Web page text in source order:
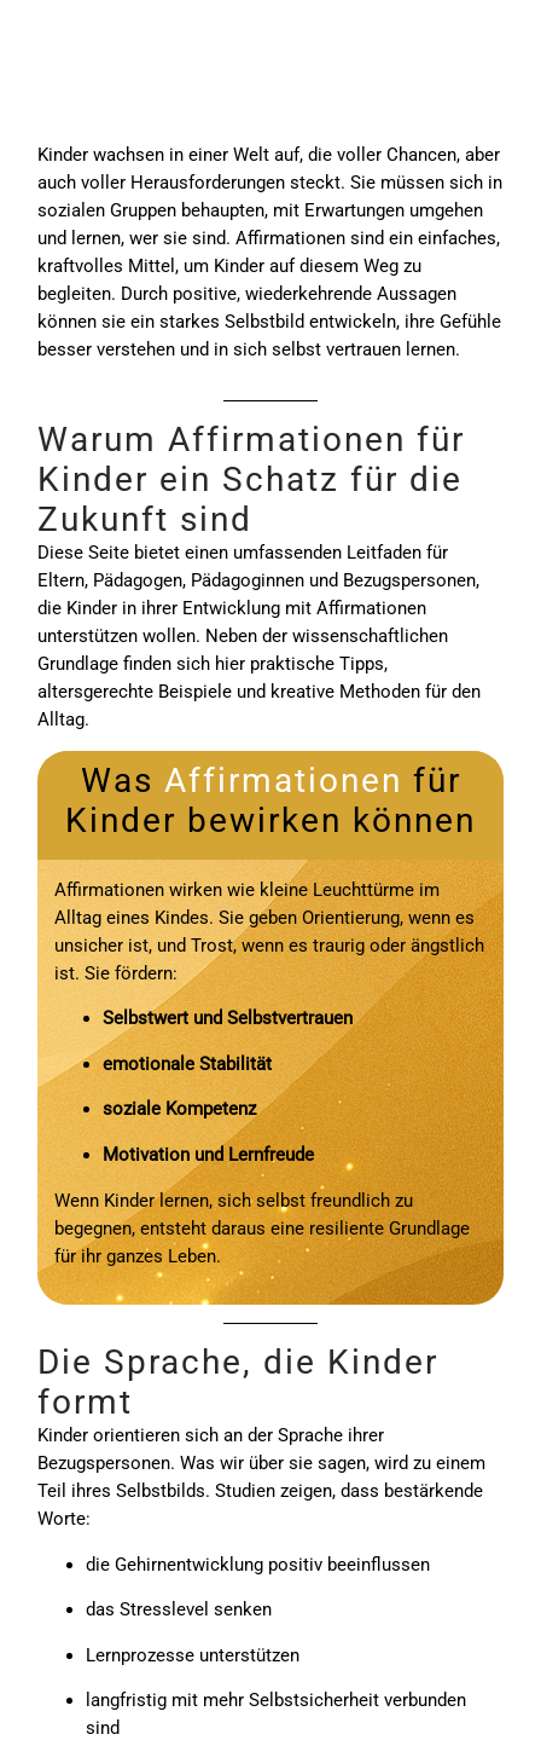
Kinder wachsen in einer Welt auf, die voller Chancen, aber
auch voller Herausforderungen steckt. Sie müssen sich in
sozialen Gruppen behaupten, mit Erwartungen umgehen
und lernen, wer sie sind. Affirmationen sind ein einfaches,
kraftvolles Mittel, um Kinder auf diesem Weg zu
begleiten. Durch positive, wiederkehrende Aussagen
können sie ein starkes Selbstbild entwickeln, ihre Gefühle
besser verstehen und in sich selbst vertrauen lernen.
Warum Affirmationen für
Kinder ein Schatz für die
Zukunft sind
Diese Seite bietet einen umfassenden Leitfaden für
Eltern, Pädagogen, Pädagoginnen und Bezugspersonen,
die Kinder in ihrer Entwicklung mit Affirmationen
unterstützen wollen. Neben der wissenschaftlichen
Grundlage finden sich hier praktische Tipps,
altersgerechte Beispiele und kreative Methoden für den
Alltag.
Was Affirmationen für
Kinder bewirken können
Affirmationen wirken wie kleine Leuchttürme im
Alltag eines Kindes. Sie geben Orientierung, wenn es
unsicher ist, und Trost, wenn es traurig oder ängstlich
ist. Sie fördern:
Selbstwert und Selbstvertrauen
emotionale Stabilität
soziale Kompetenz
Motivation und Lernfreude
Wenn Kinder lernen, sich selbst freundlich zu
begegnen, entsteht daraus eine resiliente Grundlage
für ihr ganzes Leben.
Die Sprache, die Kinder
formt
Kinder orientieren sich an der Sprache ihrer
Bezugspersonen. Was wir über sie sagen, wird zu einem
Teil ihres Selbstbilds. Studien zeigen, dass bestärkende
Worte:
die Gehirnentwicklung positiv beeinflussen
das Stresslevel senken
Lernprozesse unterstützen
langfristig mit mehr Selbstsicherheit verbunden
sind